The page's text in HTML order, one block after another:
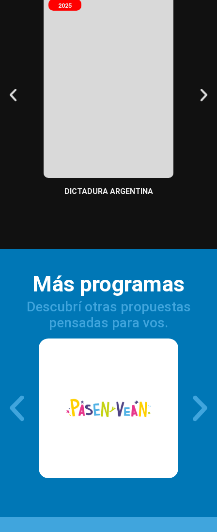
2025
DICTADURA ARGENTINA
Más programas
Descubrí otras propuestas
pensadas para vos.